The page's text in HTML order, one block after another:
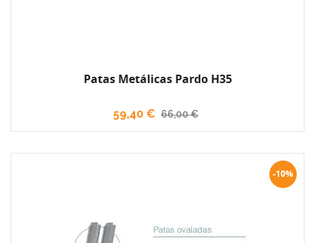
Patas Metálicas Pardo H35
59,40 € 66,00 €
-10%